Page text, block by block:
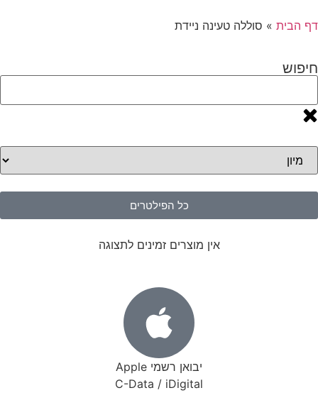
דף הבית » סוללה טעינה ניידת
חיפוש
כל הפילטרים
אין מוצרים זמינים לתצוגה
יבואן רשמי Apple
C-Data / iDigital